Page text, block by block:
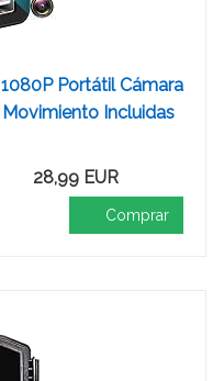
Portátil Cámara
Incluidas
28,99 EUR
Comprar